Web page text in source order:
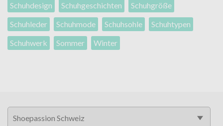
Schuhdesign
Schuhgeschichten
Schuhgröße
Schuhleder
Schuhmode Schuhsohle
Schuhtypen
Schuhwerk
Sommer Winter